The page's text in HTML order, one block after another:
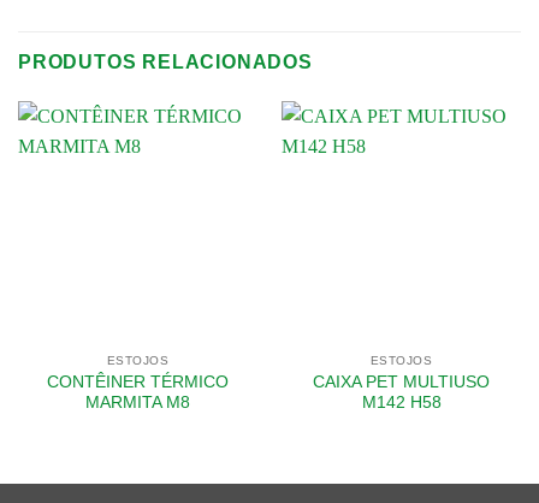
PRODUTOS RELACIONADOS
ESTOJOS
CONTÊINER TÉRMICO
MARMITA M8
ESTOJOS
CAIXA PET MULTIUSO
M142 H58